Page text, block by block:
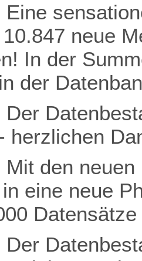
Eine
neue
In der
der
Der
herzlichen
Mit den
eine neue
Der